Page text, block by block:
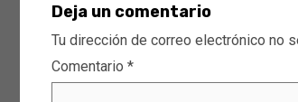
Deja un comentario
Tu dirección de correo electrónico no
Comentario *